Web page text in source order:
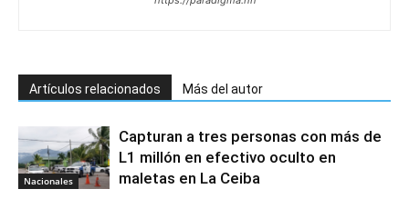
Artículos relacionados Más del autor
Nacionales
Capturan a tres personas con más de
L1 millón en efectivo oculto en
maletas en La Ceiba